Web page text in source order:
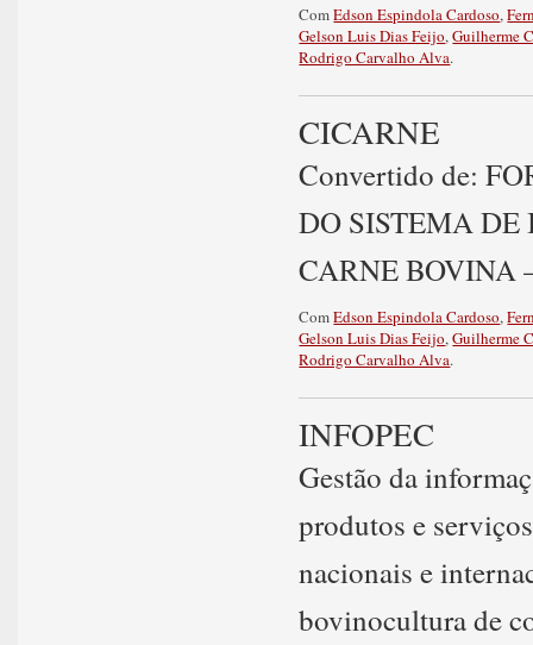
ComEdson Espindola Cardoso,
Gelson Luis Dias Feijo,Guilherme
Rodrigo Carvalho Alva.
CICARNE
Convertido de:
DO SISTEMA
CARNE BOVINA
ComEdson Espindola Cardoso,
Gelson Luis Dias Feijo,Guilherme
Rodrigo Carvalho Alva.
INFOPEC
Gestão da
produtos e
nacionais e
bovinocultura de